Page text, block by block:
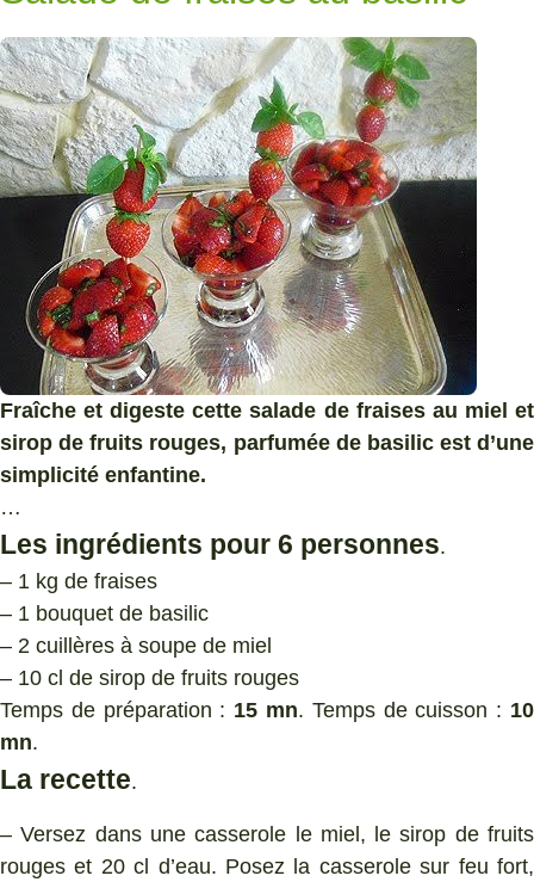
Fraîche et digeste cette salade de fraises au miel et
sirop de fruits rouges, parfumée de basilic est d’une
simplicité enfantine.
…
Les ingrédients pour 6 personnes.
– 1 kg de fraises
– 1 bouquet de basilic
– 2 cuillères à soupe de miel
– 10 cl de sirop de fruits rouges
Temps de préparation : 15 mn. Temps de cuisson : 10
mn.
La recette.
– Versez dans une casserole le miel, le sirop de fruits
rouges et 20 cl d’eau. Posez la casserole sur feu fort,